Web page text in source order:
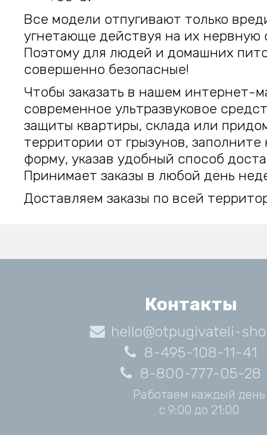
Все модели отпугивают только
угнетающе действуя на их нервную
Поэтому для людей и домашних
совершенно безопасные!
Чтобы заказать в нашем интернет-
современное ультразвуковое
защиты квартиры, склада или
территории от грызунов,
форму, указав удобный способ
Принимает заказы в любой день
Доставляем заказы по всей
Контакты
hello@otpugivateli-
8-495-108-11-41
8-800-777-05-28
Работаем каждый день
с 9:00 до 21:00